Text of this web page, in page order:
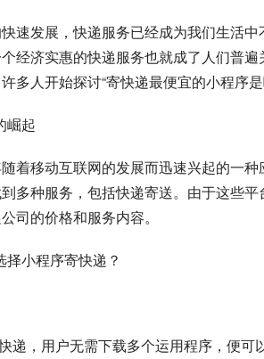
速发展，快递服务已经成为我们生活
经济实惠的快递服务也就成了人们普
多人开始探讨“寄快递最便宜的小程序
崛起
着移动互联网的发展而迅速兴起的一
多种服务，包括快递寄送。由于这些
司的价格和服务内容。
小程序寄快递？